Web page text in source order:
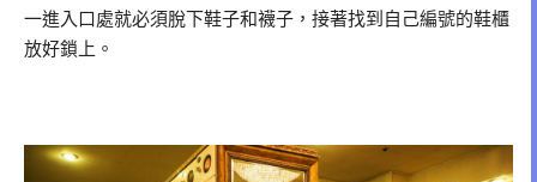
一進入口處就必須脫下鞋子和襪子，接著找到自己編號的鞋櫃
放好鎖上。